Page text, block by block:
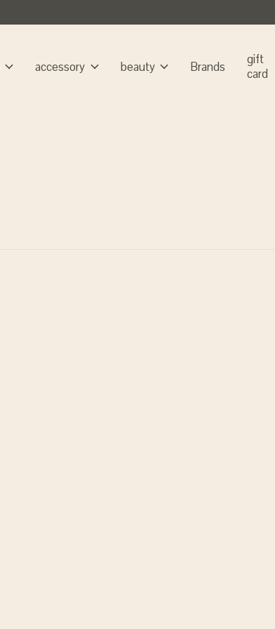
accessory beauty Brands
gift
card